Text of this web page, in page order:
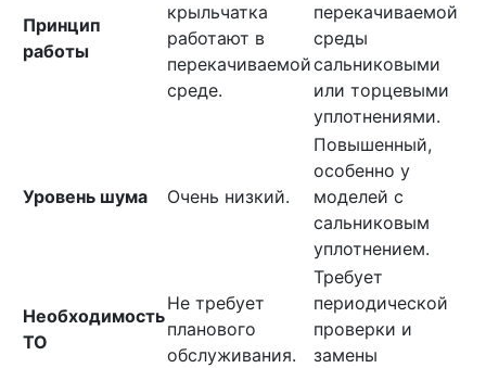
Принцип
работы
крыльчатка
работают в
перекачиваемой
среде.
перекачиваемой
среды
сальниковыми
или торцевыми
уплотнениями.
Уровень шума Очень низкий.
Повышенный,
особенно у
моделей с
сальниковым
уплотнением.
Необходимость
ТО
Не требует
планового
обслуживания.
Требует
периодической
проверки и
замены